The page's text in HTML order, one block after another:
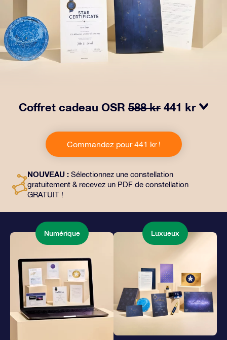
Coffret cadeau OSR 588 kr 441 kr
Ce cadeau comprend une belle enveloppe et des
documents personnalisés envoyés à l’adresse de votre
choix, ainsi que des documents numériques et
façon magique d’offrir un cadeau éternel à vos amis et
à vos proches.
Commandez pour 441 kr !
NOUVEAU : Sélectionnez une constellation
gratuitement & recevez un PDF de constellation
GRATUIT !
Numérique Luxueux